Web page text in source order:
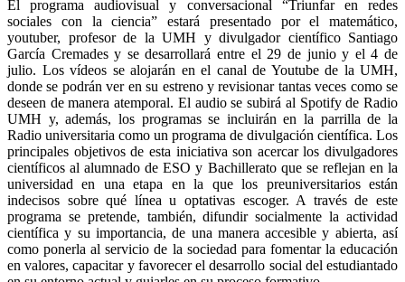
El programa audiovisual y conversacional “Triunfar en redes
sociales con la ciencia” estará presentado por el matemático,
youtuber, profesor de la UMH y divulgador científico Santiago
García Cremades y se desarrollará entre el 29 de junio y el 4 de
julio. Los vídeos se alojarán en el canal de Youtube de la UMH,
donde se podrán ver en su estreno y revisionar tantas veces como se
deseen de manera atemporal. El audio se subirá al Spotify de Radio
UMH y, además, los programas se incluirán en la parrilla de la
Radio universitaria como un programa de divulgación científica. Los
principales objetivos de esta iniciativa son acercar los divulgadores
científicos al alumnado de ESO y Bachillerato que se reflejan en la
universidad en una etapa en la que los preuniversitarios están
indecisos sobre qué línea u optativas escoger. A través de este
programa se pretende, también, difundir socialmente la actividad
científica y su importancia, de una manera accesible y abierta, así
como ponerla al servicio de la sociedad para fomentar la educación
en valores, capacitar y favorecer el desarrollo social del estudiantado